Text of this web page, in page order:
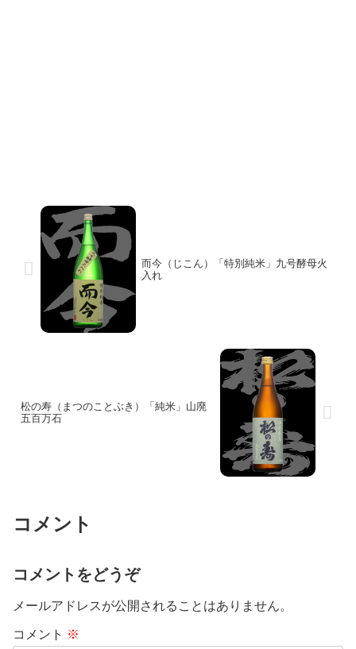
而今（じこん）「特別純米」九号酵母火
入れ
松の寿（まつのことぶき）「純米」山廃
五百万石
コメント
コメントをどうぞ
メールアドレスが公開されることはありません。
コメント ※